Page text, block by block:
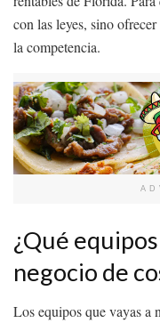
con las leyes, sino
la competencia.
¿Qué
negocio de
Los equipos que vayas a